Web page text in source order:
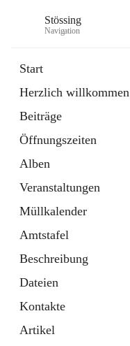
Stössing
Navigation
Start
Herzlich willkommen
Beiträge
Öffnungszeiten
Alben
Veranstaltungen
Müllkalender
Amtstafel
Beschreibung
Dateien
Kontakte
Artikel
Datei
in
Tab
Kindergarten
öffnet
in
neuem
Tab